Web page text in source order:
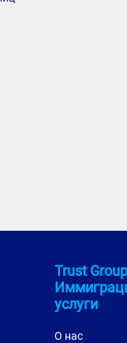
Trust Group
услуги
О нас